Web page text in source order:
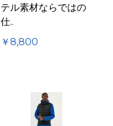
テル素材ならではの
仕..
￥8,800